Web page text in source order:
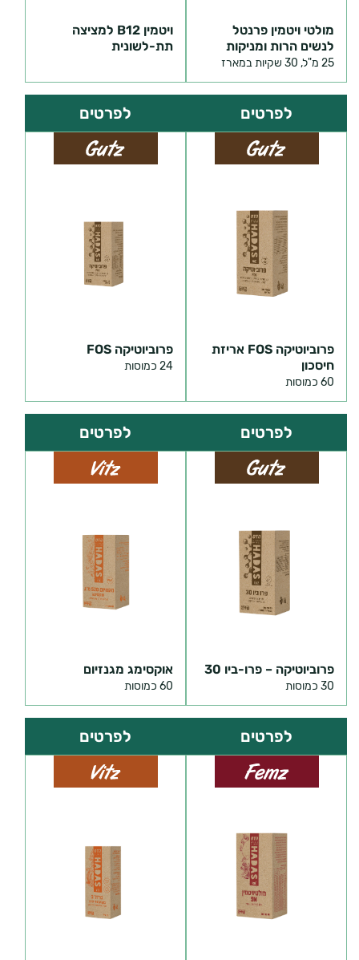
מולטי ויטמין פרנטל
לנשים הרות ומניקות
25 מ"ל, 30 שקיות במארז
לפרטים
ויטמין B12 למציצה
תת-לשונית
לפרטים
פרוביוטיקה FOS אריזת
חיסכון
60 כמוסות
לפרטים
פרוביוטיקה FOS
24 כמוסות
לפרטים
פרוביוטיקה – פרו-ביו 30
30 כמוסות
לפרטים
אוקסימג מגנזיום
60 כמוסות
לפרטים